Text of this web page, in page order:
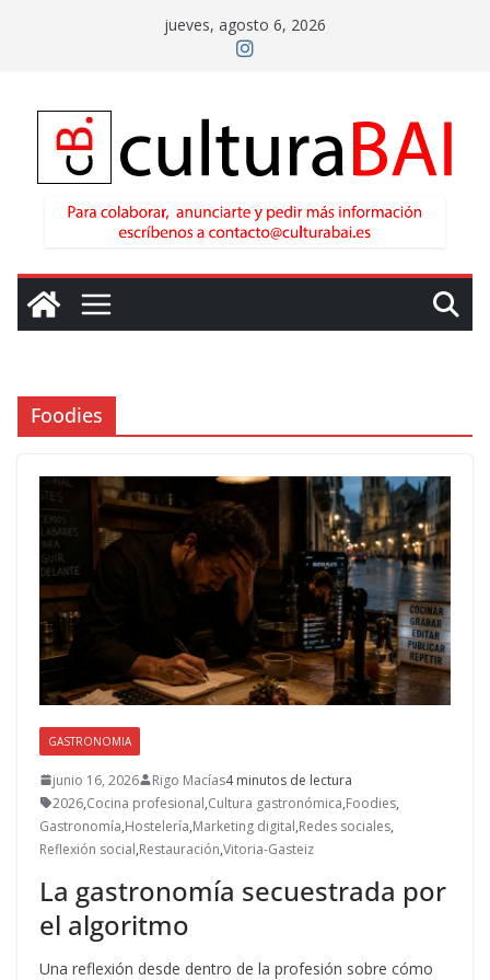
jueves, agosto 6, 2026
Foodies
GASTRONOMIA
junio 16, 2026 Rigo Macías4 minutos de lectura
2026,Cocina profesional,Cultura gastronómica,Foodies,
Gastronomía,Hostelería,Marketing digital,Redes sociales,
Reflexión social,Restauración,Vitoria-Gasteiz
La gastronomía secuestrada por
el algoritmo
Una reflexión desde dentro de la profesión sobre cómo